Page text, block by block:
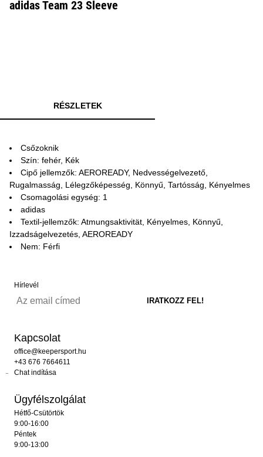
adidas Team 23 Sleeve
RÉSZLETEK
Csőzoknik
Szín: fehér, Kék
Cipő jellemzők: AEROREADY, Nedvességelvezető,
Rugalmasság, Lélegzőképesség, Könnyű, Tartósság, Kényelmes
Csomagolási egység: 1
adidas
Textil-jellemzők: Atmungsaktivität, Kényelmes, Könnyű,
Izzadságelvezetés, AEROREADY
Nem: Férfi
Hírlevél
Kapcsolat
office@keepersport.hu
+43 676 7664611
Chat indítása
Ügyfélszolgálat
Hétfő-Csütörtök
9:00-16:00
Péntek
9:00-13:00